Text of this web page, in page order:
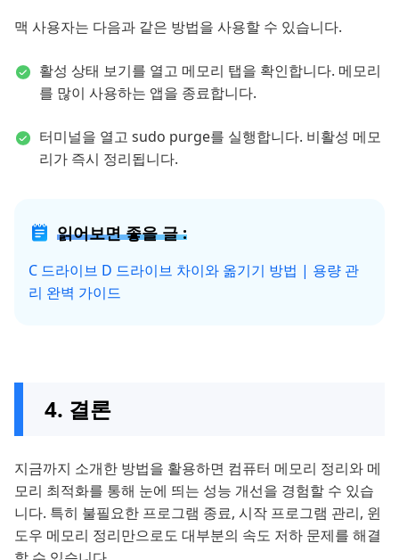
맥 사용자는 다음과 같은 방법을 사용할 수 있습니다.
활성 상태 보기를 열고 메모리 탭을 확인합니다. 메모리
를 많이 사용하는 앱을 종료합니다.
터미널을 열고 sudo purge를 실행합니다. 비활성 메모
리가 즉시 정리됩니다.
읽어보면 좋을 글 :
C 드라이브 D 드라이브 차이와 옮기기 방법 | 용량 관
리 완벽 가이드
4. 결론
지금까지 소개한 방법을 활용하면 컴퓨터 메모리 정리와 메
모리 최적화를 통해 눈에 띄는 성능 개선을 경험할 수 있습
니다. 특히 불필요한 프로그램 종료, 시작 프로그램 관리, 윈
도우 메모리 정리만으로도 대부분의 속도 저하 문제를 해결